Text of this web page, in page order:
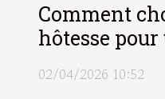
Comment
hôtesse
sans tabous ?
02/04/2026 10:52